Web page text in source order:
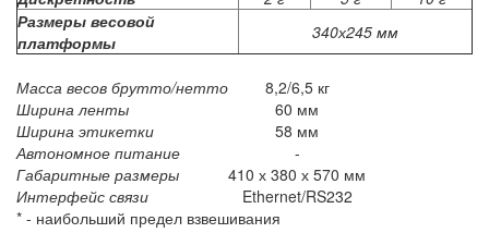
Размеры весовой
платформы
340х245 мм
Масса весов брутто/нетто
8,2/6,5 кг
Ширина ленты
60 мм
Ширина этикетки
58 мм
Автономное питание
-
Габаритные размеры
410 х 380 х 570 мм
Интерфейс связи
Ethernet/RS232
* - наибольший предел взвешивания